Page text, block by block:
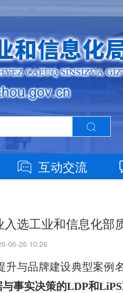
互动交流
选工业和信息化部
06-26 10:26
升与品牌建设典型案例
事实决策的LDP和LiPS